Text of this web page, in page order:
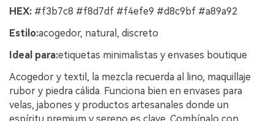
HEX: #f3b7c8 #f8d7df #f4efe9 #d8c9bf #a89a92
Estilo:acogedor, natural, discreto
Ideal para:etiquetas minimalistas y envases boutique
Acogedor y textil, la mezcla recuerda al lino, maquillaje
rubor y piedra cálida. Funciona bien en envases para
velas, jabones y productos artesanales donde un
espíritu premium y sereno es clave. Combínalo con